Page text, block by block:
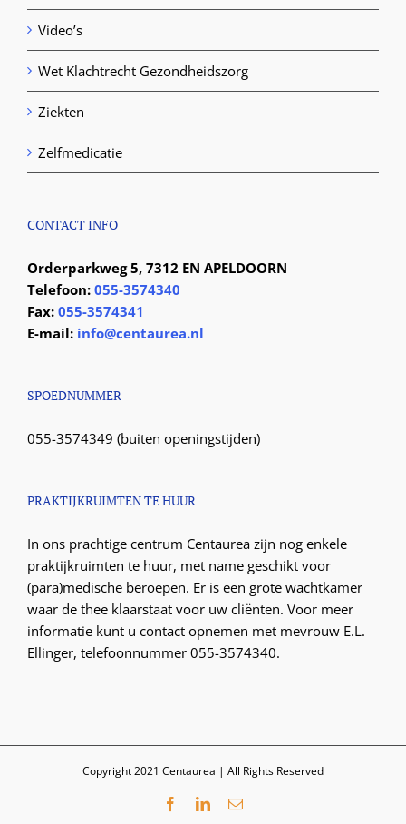
Video’s
Wet Klachtrecht Gezondheidszorg
Ziekten
Zelfmedicatie
CONTACT INFO
Orderparkweg 5, 7312 EN APELDOORN
Telefoon: 055-3574340
Fax: 055-3574341
E-mail: info@centaurea.nl
SPOEDNUMMER
055-3574349 (buiten openingstijden)
PRAKTIJKRUIMTEN TE HUUR
In ons prachtige centrum Centaurea zijn nog enkele
praktijkruimten te huur, met name geschikt voor
(para)medische beroepen. Er is een grote wachtkamer
waar de thee klaarstaat voor uw cliënten. Voor meer
informatie kunt u contact opnemen met mevrouw E.L.
Ellinger, telefoonnummer 055-3574340.
Copyright 2021 Centaurea | All Rights Reserved
FacebookLinkedIn
E-